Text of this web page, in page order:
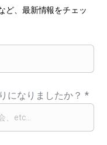
ど、最新情報をチェッ
になりましたか？*